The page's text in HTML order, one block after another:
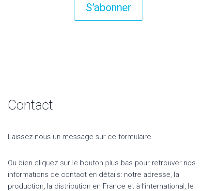
S’abonner
Contact
Laissez-nous un message sur ce formulaire.
Ou bien cliquez sur le bouton plus bas pour retrouver nos
informations de contact en détails: notre adresse, la
production, la distribution en France et à l’international, le